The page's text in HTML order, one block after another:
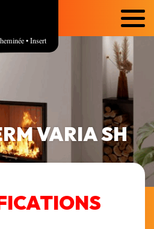
• Insert
Menu
VARIA SH